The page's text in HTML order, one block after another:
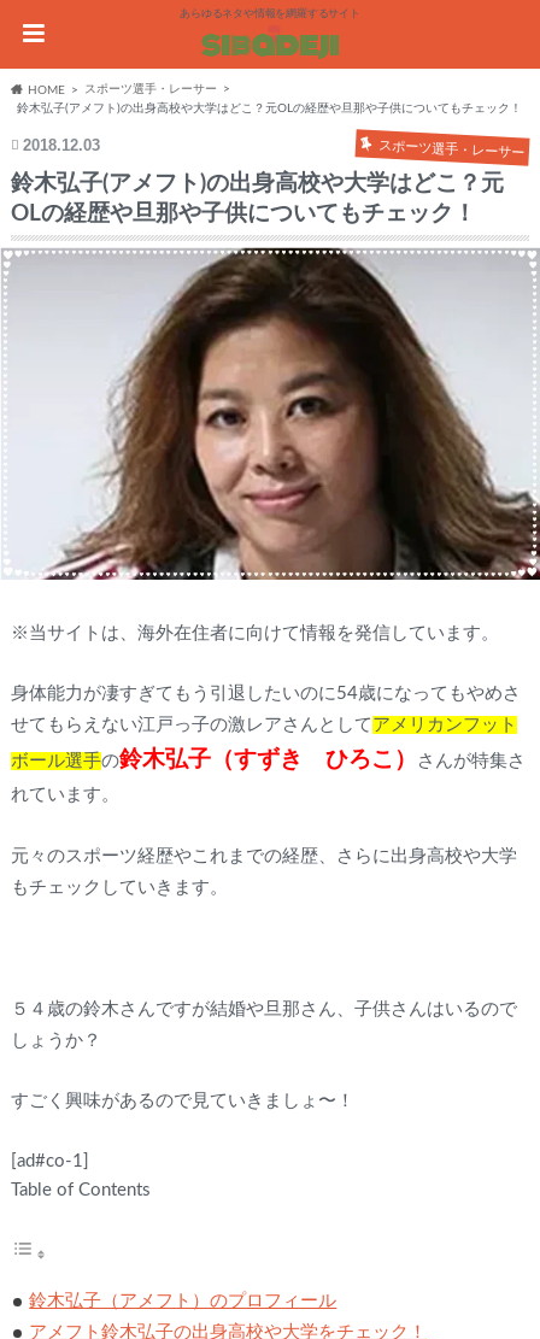
あらゆるネタや情報を網羅するサイト
HOME
スポーツ選手・レーサー
鈴木弘子(アメフト)の出身高校や大学はどこ？元OLの経歴や旦那や子供についてもチェック！
2018.12.03 スポーツ選手・レーサー
鈴木弘子(アメフト)の出身高校や大学はどこ？元
OLの経歴や旦那や子供についてもチェック！
※当サイトは、海外在住者に向けて情報を発信しています。
身体能力が凄すぎてもう引退したいのに54歳になってもやめさ
せてもらえない江戸っ子の激レアさんとして アメリカンフット
ボール選手の鈴木弘子（すずき ひろこ）
さんが特集さ
れています。
元々のスポーツ経歴やこれまでの経歴、さらに出身高校や大学
もチェックしていきます。
５４歳の鈴木さんですが結婚や旦那さん、子供さんはいるので
しょうか？
すごく興味があるので見ていきましょ〜！
[ad#co-1]
Table of Contents
鈴木弘子（アメフト）のプロフィール
アメフト鈴木弘子の出身高校や大学をチェック！